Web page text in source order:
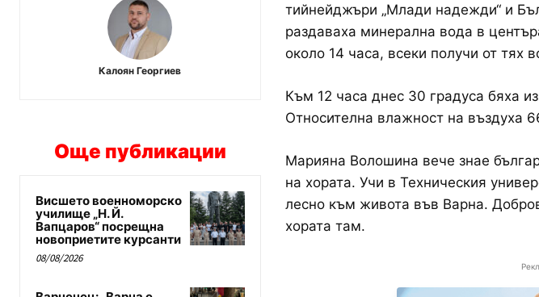
Калоян Георгиев
Още публикации
Висшето военноморско
училище „Н. Й.
Вапцаров“ посрещна
новоприетите курсанти
08/08/2026
тийнейджъри „Млади надежди“ и
раздаваха минерална вода в
около 14 часа, всеки получи от тях
Към 12 часа днес 30 градуса бяха
Относителна влажност на въздуха
Марияна Волошина вече знае
на хората. Учи в Техническия
лесно към живота във Варна.
хората там.